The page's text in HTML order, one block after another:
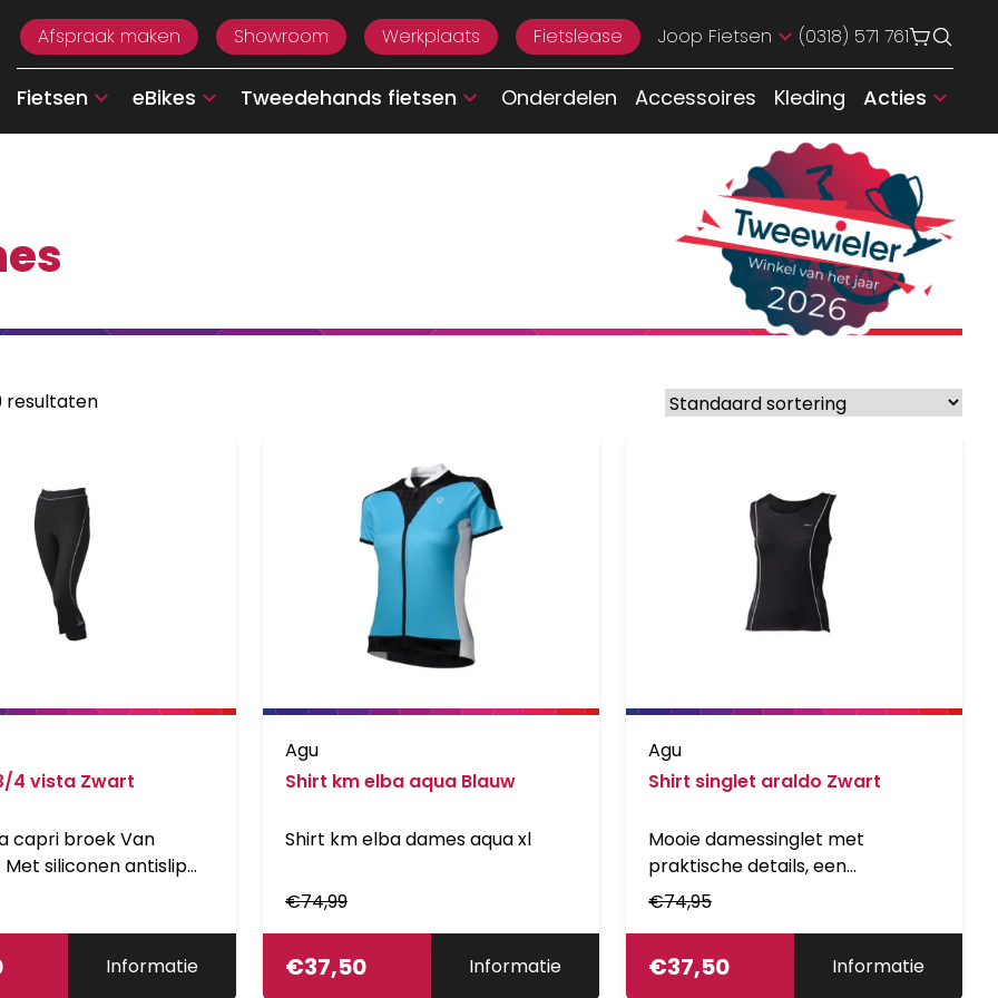
Afspraak maken
Showroom Werkplaats Fietslease Joop Fietsen (0318) 571 761
Fietsen eBikes Tweedehands fietsen Onderdelen Accessoires Kleding Acties
resultaten
4 vista Zwart
broek Van
Met siliconen antislip
Brede tailleband
Informatie
Agu
Shirt km elba aqua Blauw
Shirt km elba dames aqua xl
€74,99
€37,50 Informatie
Agu
Shirt singlet araldo Zwart
Mooie damessinglet met
praktische details, een
ventilerende Mesh inzet en een
borstondersteuning aan de
€74,95
€37,50 Informatie